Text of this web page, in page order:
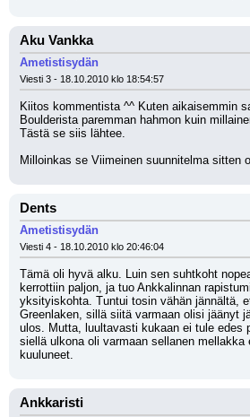
Aku Vankka
Ametistisydän
Viesti 3 - 18.10.2010 klo 18:54:57
Kiitos kommentista ^^ Kuten aikaisemmin
Boulderista paremman hahmon kuin
Tästä se siis lähtee.
Milloinkas se Viimeinen suunnitelma sitten
Dents
Ametistisydän
Viesti 4 - 18.10.2010 klo 20:46:04
Tämä oli hyvä alku. Luin sen suhtkoht
kerrottiin paljon, ja tuo Ankkalinnan
yksityiskohta. Tuntui tosin vähän jännältä,
Greenlaken, sillä siitä varmaan olisi jäänyt
ulos. Mutta, luultavasti kukaan ei tule edes
siellä ulkona oli varmaan sellanen
kuuluneet.
Ankkaristi